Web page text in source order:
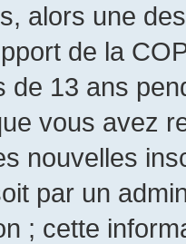
alors une
de la
de 13 ans
vous avez
nouvelles
par un
; cette